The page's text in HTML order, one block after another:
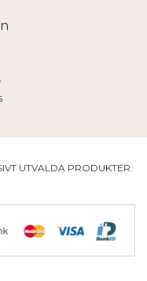
UTVALDA PRODUKTER.